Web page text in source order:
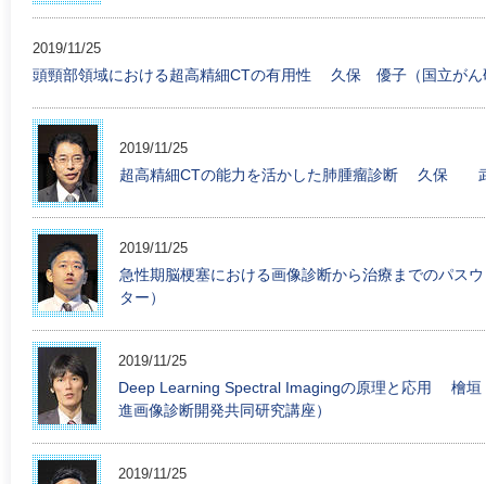
2019/11/25
頭頸部領域における超高精細CTの有用性 久保 優子（国立がん
2019/11/25
超高精細CTの能力を活かした肺腫瘤診断 久保 武
2019/11/25
急性期脳梗塞における画像診断から治療までのパ
ター）
2019/11/25
Deep Learning Spectral Imagingの原理と応用 檜
進画像診断開発共同研究講座）
2019/11/25